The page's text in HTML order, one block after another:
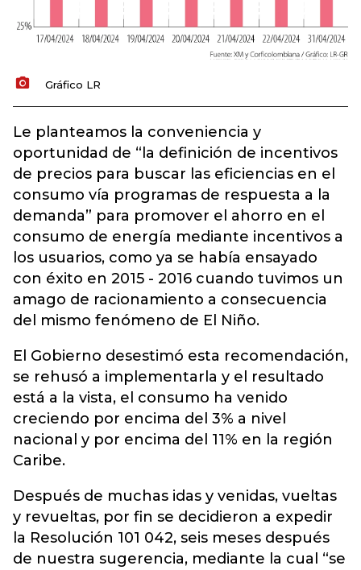
Gráfico LR
Le planteamos la conveniencia y
oportunidad de “la definición de incentivos
de precios para buscar las eficiencias en el
consumo vía programas de respuesta a la
demanda” para promover el ahorro en el
consumo de energía mediante incentivos a
los usuarios, como ya se había ensayado
con éxito en 2015 - 2016 cuando tuvimos un
amago de racionamiento a consecuencia
del mismo fenómeno de El Niño.
El Gobierno desestimó esta recomendación,
se rehusó a implementarla y el resultado
está a la vista, el consumo ha venido
creciendo por encima del 3% a nivel
nacional y por encima del 11% en la región
Caribe.
Después de muchas idas y venidas, vueltas
y revueltas, por fin se decidieron a expedir
la Resolución 101 042, seis meses después
de nuestra sugerencia, mediante la cual “se